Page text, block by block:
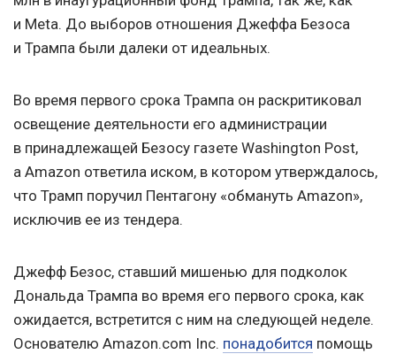
и Meta. До выборов отношения Джеффа Безоса
и Трампа были далеки от идеальных.
Во время первого срока Трампа он раскритиковал
освещение деятельности его администрации
в принадлежащей Безосу газете Washington Post,
а Amazon ответила иском, в котором утверждалось,
что Трамп поручил Пентагону «обмануть Amazon»,
исключив ее из тендера.
Джефф Безос, ставший мишенью для подколок
Дональда Трампа во время его первого срока, как
ожидается, встретится с ним на следующей неделе.
Основателю Amazon.com Inc. понадобится помощь